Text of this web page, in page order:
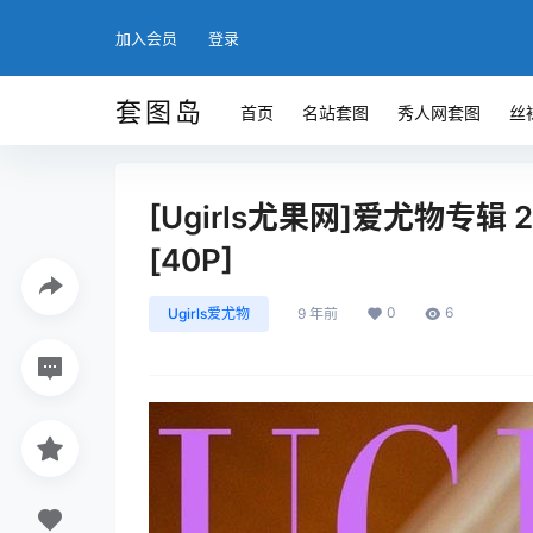
加入会员 登录
套图岛 首页 名站套图 秀人网套图 丝
[Ugirls尤果网]爱尤物专辑
[40P]
Ugirls爱尤物 9 年前 0 6